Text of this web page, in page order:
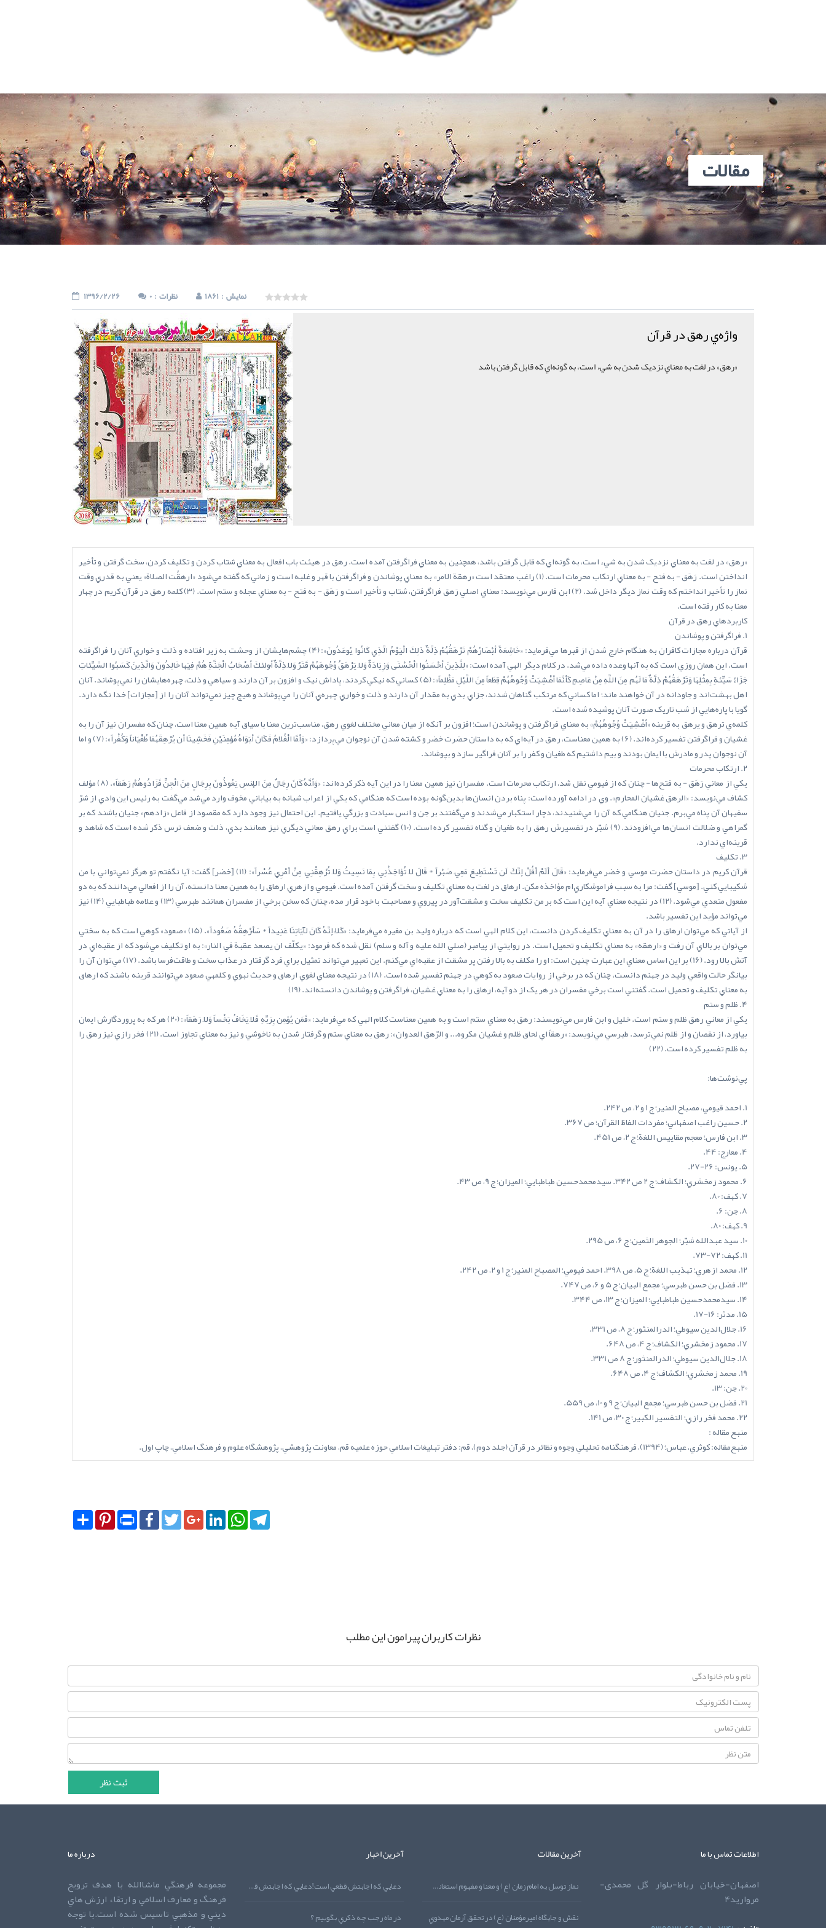
مقالات
1396/2/26 0 : نظرات 1861 : نمایش
واژه‌ي رهق در قرآن
«رهق» در لغت به معناي نزديک شدن به شيء است، به گونه‌اي که قابل گرفتن باشد
«رهق» در لغت به معناي نزديک شدن به شيء است، به گونه‌اي که قابل گرفتن باشد، همچنين به معناي فراگرفتن آمده است. رهق در هيئت باب افعال به معناي شتاب کردن و تکليف کردن، سخت گرفتن و تأخير
انداختن است. رَهَق - به فتح - به معناي ارتکاب محرمات است. (1) راغب معتقد است «رهقة الامر» به معناي پوشاندن و فراگرفتن با قهر و غلبه است و زماني که گفته مي‌شود «ارهقُت الصلاة» يعني به قدري وقت
نماز را تأخير انداختم که وقت نماز ديگر داخل شد. (2) ابن فارس مي‌نويسد: معناي اصلي رَهق فراگرفتن، شتاب و تأخير است و رَهَق - به فتح - به معناي عجله و ستم است. (3) کلمه رهق در قرآن کريم در چهار
معنا به کار رفته است.
کاربردهاي رهق در قرآن
1. فراگرفتن و پوشاندن
قرآن درباره مجازات کافران به هنگام خارج شدن از قبرها مي‌فرمايد: «خَاشِعَةً أَبْصَارُهُمْ تَرْهَقُهُمْ ذِلَّةٌ ذلِكَ الْيَوْمُ الَّذِي كَانُوا يُوعَدُونَ»: (4) چشم‌هايشان از وحشت به زير افتاده و ذلت و خواري آنان را فراگرفته
است. اين همان روزي است که به آنها وعده داده مي‌شد. در کلام ديگر الهي آمده است: «لِلَّذِينَ أَحْسَنُوا الْحُسْنَى‌ وَزِيَادَةٌ وَلاَ يَرْهَقُ وُجُوهَهُمْ قَتَرٌ وَلاَ ذِلَّةٌ أُولئِكَ أَصْحَابُ الْجَنَّةِ هُمْ فِيَها خَالِدُونَ وَالَّذِينَ كَسَبُوا السَّيِّئَاتِ
جَزَاءُ سَيِّئَةِ بِمِثْلِهَا وَتَرْهَقُهُمْ ذِلَّةٌ مَا لَهُم مِنَ اللَّهِ مِنْ عَاصِمٍ كَأَنَّمَا أُغْشِيَتْ وُجُوهُهُمْ قِطَعاً مِنَ اللَّيْلِ مَظْلِماً»: (5) کساني که نيکي کردند، پاداش نيک و افزون بر آن دارند و سياهي و ذلت، چهره‌هايشان را نمي‌پوشاند. آنان
اهل بهشت‌اند و جاودانه در آن خواهند ماند؛ اما کساني که مرتکب گناهان شدند، جزاي بدي به مقدار آن دارند و ذلت و خواري چهره‌ي آنان را مي‌پوشاند و هيچ چيز نمي‌تواند آنان را از [مجازات] خدا نگه دارد.
گويا با پاره‌هايي از شب تاريک صورت آنان پوشيده شده است.
کلمه‌ي ترهق و يرهق به قرينه «أُغْشِيَتْ وُجُوهُهُمْ» به معناي فراگرفتن و پوشاندن است؛ افزون بر آنکه از ميان معاني مختلف لغوي رهق، مناسب‌ترين معنا با سياق آيه همين معنا است، چنان که مفسران نيز آن را به
غشيان و فراگرفتن تفسير کرده‌اند. (6) به همين معناست، رهق در آيه‌اي که به داستان حضرت خضر و کشته شدن آن نوجوان مي‌پردازد: «وَأَمَّا الْغُلاَمُ فَكَانَ أَبَوَاهُ مُؤْمِنَيْنِ فَخَشِينَا أَن يُرْهِقَهُمَا طُغْيَاناً وَكُفْراً»: (7) و اما
آن نوجوان پدر و مادرش با ايمان بودند و بيم داشتيم که طغيان و کفر را بر آنان فراگير سازد و بپوشاند.
2. ارتکاب محرمات
يکي از معاني رَهَق - به فتح‌ها - چنان که از فيومي نقل شد، ارتکاب محرمات است. مفسران نيز همين معنا را در اين آيه ذکر کرده‌اند: «وَأَنَّهُ كَانَ رِجَالٌ مِنَ الْإِنسِ يَعُوذُونَ بِرِجَالٍ مِنَ الْجِنِّ فَزَادُوهُمْ رَهَقاً». (8) مؤلف
کشاف مي‌نويسد: «الرهق غشيان المحارم». وي در ادامه آورده است: پناه بردن انسان‌ها بدين‌گونه بوده است که هنگامي که يکي از اعراب شبانه به بياباني مخوف وارد مي‌شد مي‌گفت به رئيس اين وادي از شرّ
سفيهان آن پناه مي‌برم. جنيان هنگامي که آن را مي‌شنيدند، دچار استکبار مي‌شدند و مي‌گفتند بر جن و انس سيادت و بزرگي يافتيم. اين احتمال نيز وجود دارد که مقصود از فاعل «زادهم» جنيان باشند که بر
گمراهي و ضلالت انسان‌ها مي‌افزودند. (9) شبّر در تفسيرش رهق را به طغيان و گناه تفسير کرده است. (10) گفتني است براي رهق معاني ديگري نيز همانند بدي، ذلت و ضعف ترس ذکر شده است که شاهد و
قرينه‌اي ندارد.
3. تکليف
قرآن کريم در داستان حضرت موسي و خضر مي‌فرمايد: «قَالَ أَلَمْ أَقُلْ إِنَّكَ لَن تَسْتَطِيعَ مَعِيَ صَبْراً * قَالَ لاَ تُؤَاخِذْنِي بِمَا نَسِيتُ وَلاَ تُرْهِقْنِي مِنْ أَمْرِي عُسْراً»: (11) [خضر] گفت: آيا نگفتم تو هرگز نمي‌تواني با من
شکيبايي کني. [موسي] گفت: مرا به سبب فراموشکاري‌ام مؤاخذه مکن. ارهاق در لغت به معناي تکليف و سخت گرفتن آمده است. فيومي و ازهري ارهاق را به همين معنا دانسته، آن را از افعالي مي‌دانند که به دو
مفعول متعدي مي‌شود. (12) در نتيجه معناي آيه اين است که بر من تکليف سخت و مشقت‌آور در پيروي و مصاحبت با خود قرار مده، چنان که سخن برخي از مفسران همانند طبرسي (13) و علامه طباطبايي (14) نيز
مي‌تواند مؤيد اين تفسير باشد.
از آياتي که مي‌توان ارهاق را در آن به معناي تکليف کردن دانست، اين کلام الهي است که درباره وليد بن مغيره مي‌فرمايد: «كَلَّا إِنَّهُ كَانَ لِآيَاتِنَا عَنِيداً * سَأُرْهِقُهُ صَعُوداً». (15) «صعود» کوهي است که به سختي
مي‌توان بر بالاي آن رفت و «ارهقه» به معناي تکليف و تحميل است. در روايتي از پيامبر (صلي الله عليه و آله و سلم) نقل شده که فرمود: «يکلّف ان يصعد عقبة في النار»: به او تکليف مي‌شود که از عقبه‌اي در
آتش بالا رود. (16) بر اين اساس معناي اين عبارت چنين است: او را مکلف به بالا رفتن پر مشقت از عقبه‌اي مي‌کنم. اين تعبير مي‌تواند تمثيل براي فرد گرفتار در عذاب سخت و طاقت‌فرسا باشد. (17) مي‌توان آن را
بيانگر حالت واقعي وليد در جهنم دانست، چنان که در برخي از روايات صعود به کوهي در جهنم تفسير شده است. (18) در نتيجه معناي لغوي ارهاق و حديث نبوي و کلمهي صعود مي‌توانند قرينه باشند که ارهاق
به معناي تکليف و تحميل است. گفتني است برخي مفسران در هر يک از دو آيه، ارهاق را به معناي غشيان، فراگرفتن و پوشاندن دانسته‌اند. (19)
4. ظلم و ستم
يکي از معاني رهق ظلم و ستم است. خليل و ابن فارس مي‌نويسند: رهق به معناي ستم است و به همين معناست کلام الهي که مي‌فرمايد: «فَمَن يُؤْمِن بِرَبِّهِ فَلاَ يَخَافُ بَخْساً وَلاَ رَهَقاً»: (20) هر که به پروردگارش ايمان
بياورد، از نقصان و از ظلم نمي‌ترسد. طبرسي مي‌نويسد: «رهقاً اي لحاق ظلم و غشيان مکروه... و الرّهق العدوان»: رهق به معناي ستم و گرفتار شدن به ناخوشي و نيز به معناي تجاوز است. (21) فخر رازي نيز رهق را
به ظلم تفسير کرده است. (22)
پي‌نوشت‌ها:
1. احمد قيومي، مصباح المنير؛ ج 1 و 2، ص 242.
2. حسين راغب اصفهاني؛ مفردات الفاظ القرآن؛ ص 367.
3. ابن فارس؛ معجم مقاييس اللغة؛ ج 2، ص 451.
4. معارج: 44.
5. يونس: 26-27.
6. محمود زمخشري؛ الکشاف؛ ج 2 ص 342. سيدمحمدحسين طباطبايي؛ الميزان؛ ج 9، ص 43.
7. کهف: 80.
8. جن: 6.
9. کهف: 80.
10. سيد عبدالله شبّر؛ الجوهر الثمين؛ ج 6، ص 295.
11. کهف: 72-73.
12. محمد ازهري؛ تهذيب اللغة؛ ج 5، ص 398. احمد فيومي؛ المصباح المنير؛ ج 1 و 2، ص 242.
13. فضل بن حسن طبرسي؛ مجمع البيان؛ ج 5 و 6، ص 747.
14. سيدمحمدحسين طباطبايي؛ الميزان؛ ج 13، ص 344.
15. مدثر: 16-17.
16. جلال‌الدين سيوطي؛ الدرالمنثور؛ ج 8، ص 331.
17. محمود زمخشري؛ الکشاف؛ ج 4، ص 648.
18. جلال‌الدين سيوطي؛ الدرالمنثور؛ ج 8 ص 331.
19. محمد زمخشري؛ الکشاف؛ ج 4، ص 648.
20. جن: 13.
21. فضل بن حسن طبرسي؛ مجمع البيان؛ ج 9 و 10، ص 559.
22. محمد فخر رازي؛ التفسير الکبير؛ ج 30، ص 141.
منبع مقاله :
منبع‌مقاله: کوثري، عباس؛ (1394)، فرهنگنامه تحليلي وجوه و نظائر در قرآن (جلد دوم)، قم: دفتر تبليغات اسلامي حوزه علميه قم، معاونت پژوهشي، پژوهشگاه علوم و فرهنگ اسلامي، چاپ اول.
Share Pinterest
Print FacebookTwitterGoogle+LinkedInWhatsApp
نظرات کاربران پیرامون این مطلب
درباره ما
مجموعه فرهنگي ماشاالله با هدف ترويج
فرهنگ و معارف اسلامي و ارتقاء ارزش هاي
ديني و مذهبي تاسيس شده است.با توجه
آخرین اخبار
دعايي که اجابتش قطعي است!دعايي که اجابتش قطعي است!دعايي که اجابتش قطعي است!
در ماه رجب چه ذکري بگوييم ؟
آخرین مقالات
نماز توسل به امام زمان (ع) و معنا و مفهوم استعانت از منظر قرآن کريم
نقش و جايگاه اميرمؤمنان (ع) در تحقق آرمان مهدوي
اطلاعات تماس با ما
اصفهان-خیابان رباط-بلوار گل محمدی-
مروارید4